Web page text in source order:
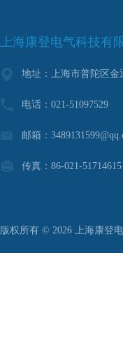
上海康登电气科技有
地址：上海市普陀区金
电话：021-51097529
邮箱：
传真：86-021-51714615
版权所有 © 2026 上海康登